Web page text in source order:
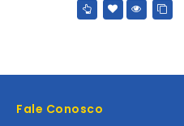
Fale Conosco